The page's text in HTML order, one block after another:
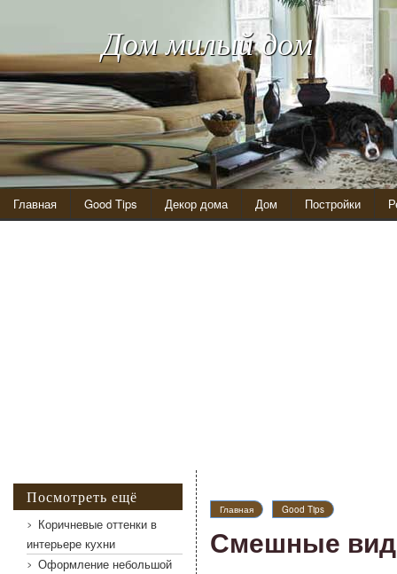
Дом милый дом
Главная Good Tips Декор дома Дом Постройки
Главная Good Tips
Смешные
Посмотреть ещё
Коричневые оттенки в
интерьере кухни
Оформление небольшой